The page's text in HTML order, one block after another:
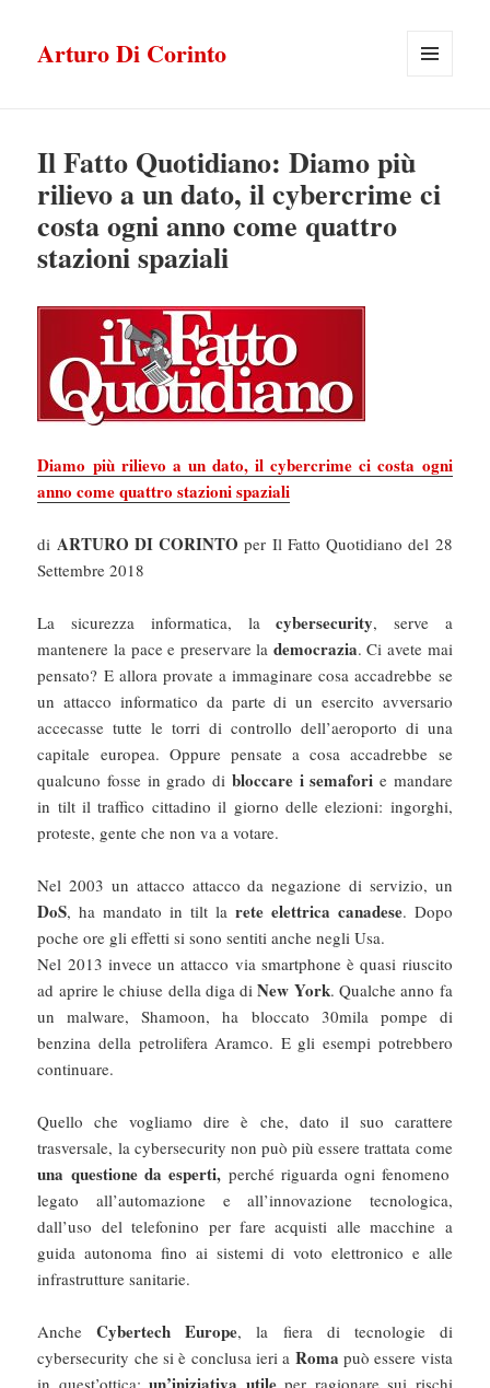
Arturo Di Corinto
Il Fatto Quotidiano: Diamo più
rilievo a un dato, il cybercrime ci
costa ogni anno come quattro
stazioni spaziali
Diamo più rilievo a un dato, il cybercrime ci costa ogni
anno come quattro stazioni spaziali
di ARTURO DI CORINTO per Il Fatto Quotidiano del 28
Settembre 2018
La sicurezza informatica, lacybersecurity, serve a
mantenere la pace e preservare la democrazia. Ci avete mai
pensato? E allora provate a immaginare cosa accadrebbe se
un attacco informatico da parte di un esercito avversario
accecasse tutte le torri di controllo dell’aeroporto di una
capitale europea. Oppure pensate a cosa accadrebbe se
qualcuno fosse in grado di bloccare i semafori e mandare
in tilt il traffico cittadino il giorno delle elezioni: ingorghi,
proteste, gente che non va a votare.
Nel 2003 un attacco attacco da negazione di servizio, un
DoS, ha mandato in tilt la rete elettrica canadese. Dopo
poche ore gli effetti si sono sentiti anche negli Usa.
Nel 2013 invece un attacco via smartphone è quasi riuscito
ad aprire le chiuse della diga diNew York. Qualche anno fa
un malware, Shamoon, ha bloccato 30mila pompe di
benzina della petrolifera Aramco. E gli esempi potrebbero
continuare.
Quello che vogliamo dire è che, dato il suo carattere
trasversale, la cybersecurity non può più essere trattata come
una questione da esperti,perché riguarda ogni fenomeno
legato all’automazione e all’innovazione tecnologica,
dall’uso del telefonino per fare acquisti alle macchine a
guida autonoma fino ai sistemi di voto elettronico e alle
infrastrutture sanitarie.
AncheCybertech Europe, la fiera di tecnologie di
cybersecurity che si è conclusa ieri a Roma può essere vista